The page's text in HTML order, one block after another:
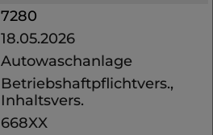
7280
18.05.2026
Autowaschanlage
Betriebshaftpflichtvers.,
Inhaltsvers.
668XX